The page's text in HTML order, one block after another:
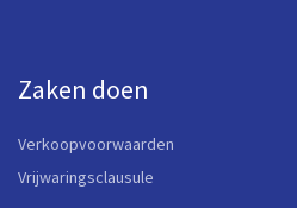
Zaken doen
Verkoopvoorwaarden
Vrijwaringsclausule